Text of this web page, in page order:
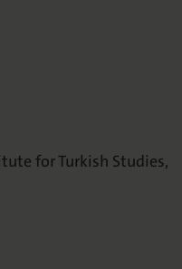
for Turkish Studies,